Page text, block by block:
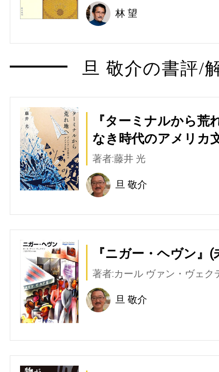
林 望
旦 敬介の書評/
『ターミナルから荒
なき時代のアメリカ
著者:藤井 光
旦 敬介
『ニガー・ヘヴン』(
著者:カール ヴァン・ヴェク
旦 敬介